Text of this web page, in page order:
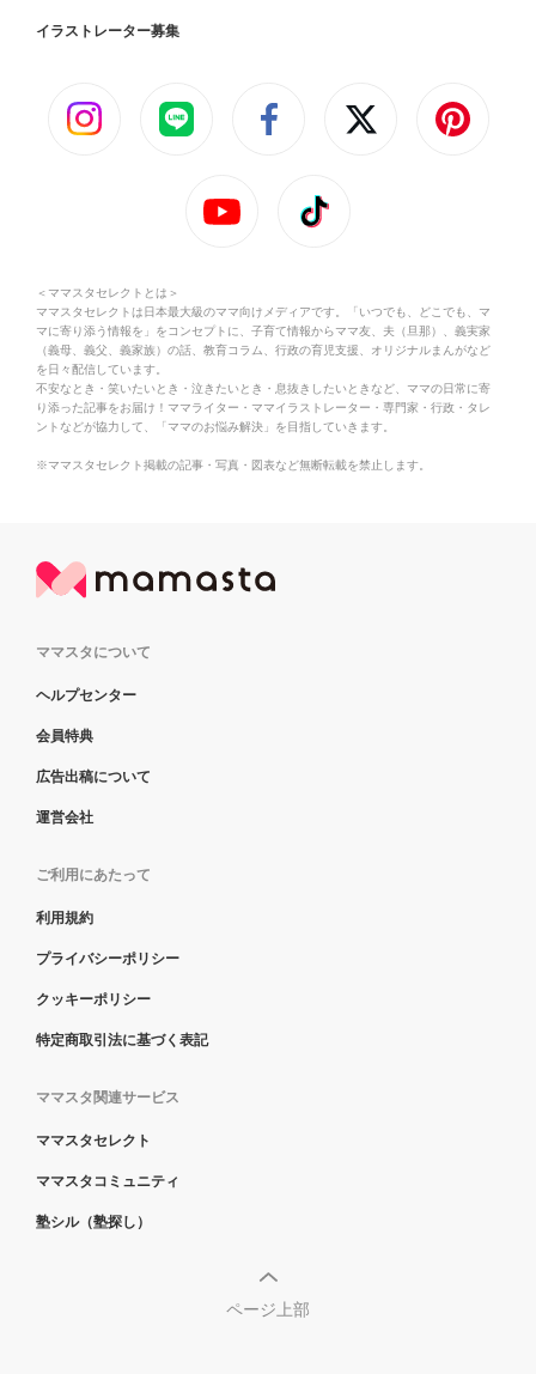
イラストレーター募集
＜ママスタセレクトとは＞
ママスタセレクトは日本最大級のママ向けメディアです。「いつでも、どこでも、マ
マに寄り添う情報を」をコンセプトに、子育て情報からママ友、夫（旦那）、義実家
（義母、義父、義家族）の話、教育コラム、行政の育児支援、オリジナルまんがなど
を日々配信しています。
不安なとき・笑いたいとき・泣きたいとき・息抜きしたいときなど、ママの日常に寄
り添った記事をお届け！ママライター・ママイラストレーター・専門家・行政・タレ
ントなどが協力して、「ママのお悩み解決」を目指していきます。
※ママスタセレクト掲載の記事・写真・図表など無断転載を禁止します。
ママスタについて
ヘルプセンター
会員特典
広告出稿について
運営会社
ご利用にあたって
利用規約
プライバシーポリシー
クッキーポリシー
特定商取引法に基づく表記
ママスタ関連サービス
ママスタセレクト
ママスタコミュニティ
塾シル（塾探し）
ページ上部